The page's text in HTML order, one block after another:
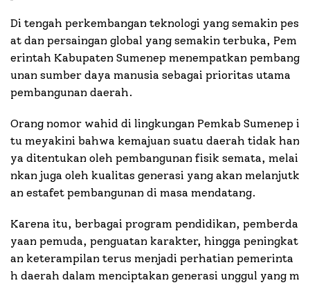
Di tengah perkembangan teknologi yang semakin pes
at dan persaingan global yang semakin terbuka, Pem
erintah Kabupaten Sumenep menempatkan pembang
unan sumber daya manusia sebagai prioritas utama
pembangunan daerah.
Orang nomor wahid di lingkungan Pemkab Sumenep i
tu meyakini bahwa kemajuan suatu daerah tidak han
ya ditentukan oleh pembangunan fisik semata, melai
nkan juga oleh kualitas generasi yang akan melanjutk
an estafet pembangunan di masa mendatang.
Karena itu, berbagai program pendidikan, pemberda
yaan pemuda, penguatan karakter, hingga peningkat
an keterampilan terus menjadi perhatian pemerinta
h daerah dalam menciptakan generasi unggul yang m